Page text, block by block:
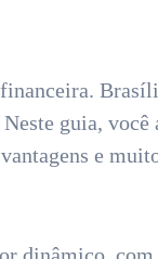
guia, você
e